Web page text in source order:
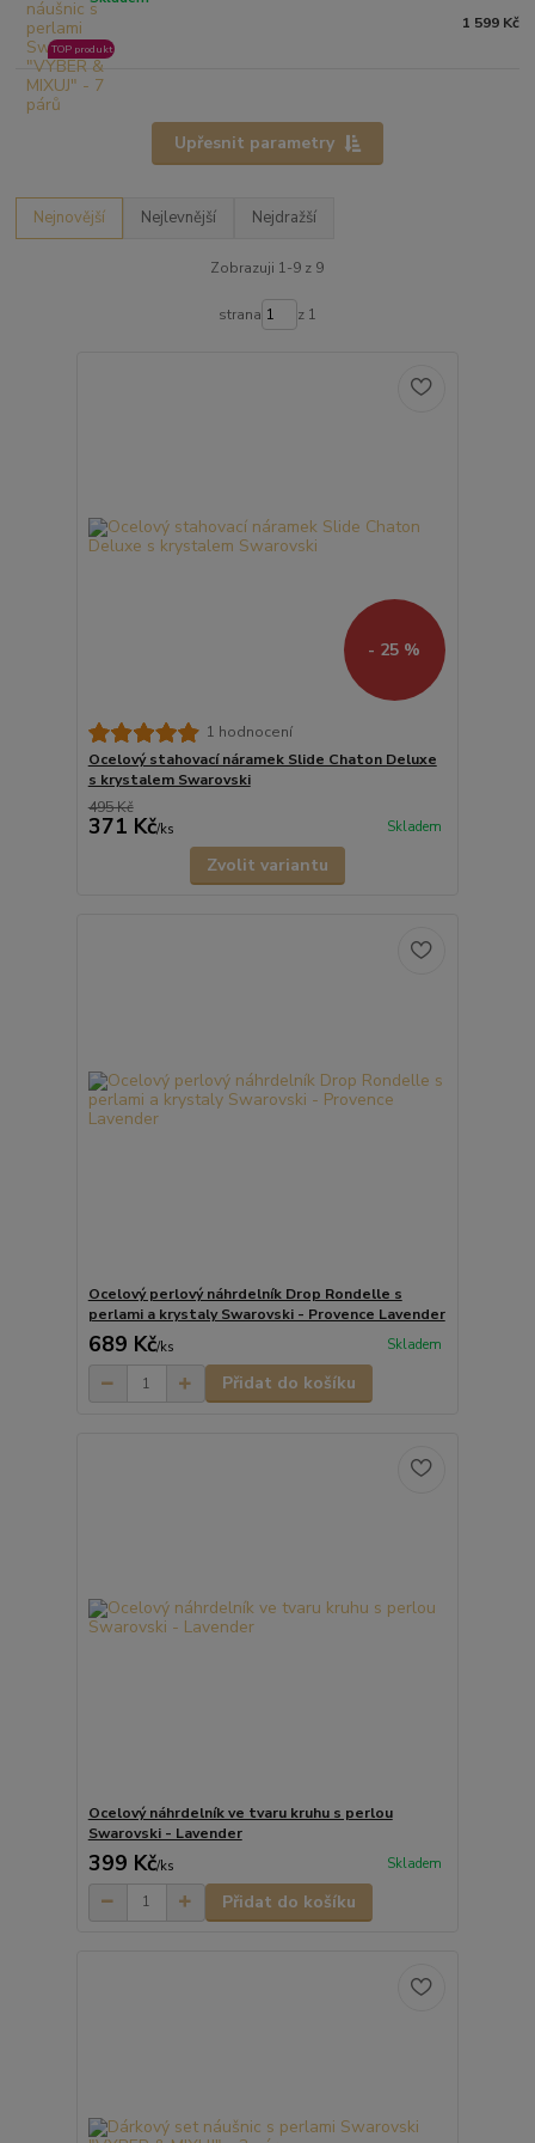
TOP produkt
1 599 Kč
Upřesnit parametry
Nejnovější Nejlevnější Nejdražší
Zobrazuji 1-9 z 9
strana z 1
- 25 %
1 hodnocení
Ocelový stahovací náramek Slide Chaton Deluxe
s krystalem Swarovski
495 Kč
371 Kč/ks Skladem
Zvolit variantu
Ocelový perlový náhrdelník Drop Rondelle s
perlami a krystaly Swarovski - Provence Lavender
689 Kč/ks Skladem
Přidat do košíku
Ocelový náhrdelník ve tvaru kruhu s perlou
Swarovski - Lavender
399 Kč/ks Skladem
Přidat do košíku